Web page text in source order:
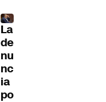
La
de
nu
nc
ia
po